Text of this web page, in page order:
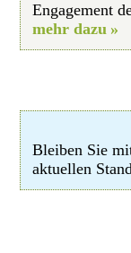
Engagement
mehr dazu
Bleiben Sie
aktuellen